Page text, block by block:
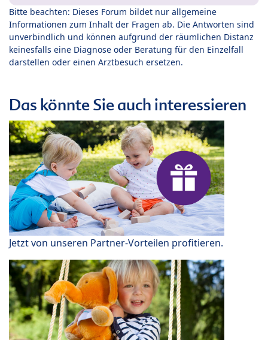
Bitte beachten: Dieses Forum bildet nur allgemeine
Informationen zum Inhalt der Fragen ab. Die Antworten sind
unverbindlich und können aufgrund der räumlichen Distanz
keinesfalls eine Diagnose oder Beratung für den Einzelfall
darstellen oder einen Arztbesuch ersetzen.
Das könnte Sie auch interessieren
Jetzt von unseren Partner-Vorteilen profitieren.